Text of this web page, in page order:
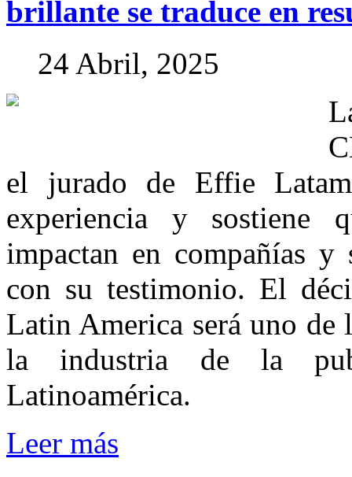
brillante se traduce en
24 Abril, 2025
el jurado de Effie
experiencia y sostiene
impactan en compañías
con su testimonio. El
Latin America será uno de
la industria de la
Latinoamérica.
Leer más